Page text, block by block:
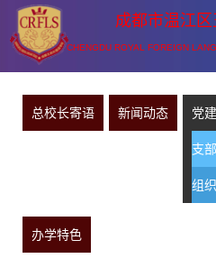
成都市温江
CHENGDU ROYAL FOREIGN
总校长寄语 新闻动态 党
支
组
办学特色